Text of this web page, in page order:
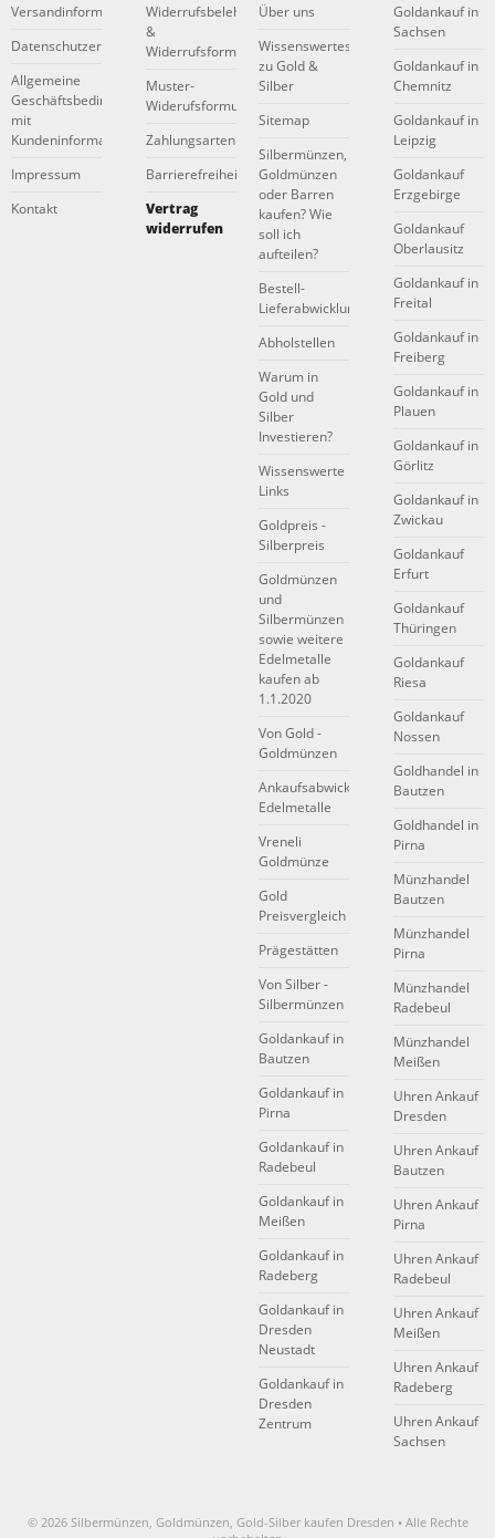
Versandinformationen
Datenschutzerklärung
Allgemeine
Geschäftsbedingungen
mit
Kundeninformationen
Impressum
Kontakt
Widerrufsbelehrung
&
Widerrufsformular
Muster-
Widerufsformular
Zahlungsarten
Barrierefreiheitserklärung
Vertrag
widerrufen
Über uns
Wissenswertes
zu Gold &
Silber
Sitemap
Silbermünzen,
Goldmünzen
oder Barren
kaufen? Wie
soll ich
aufteilen?
Bestell-
Lieferabwicklung
Abholstellen
Warum in
Gold und
Silber
Investieren?
Wissenswerte
Links
Goldpreis -
Silberpreis
Goldmünzen
und
Silbermünzen
sowie weitere
Edelmetalle
kaufen ab
1.1.2020
Von Gold -
Goldmünzen
Ankaufsabwicklung
Edelmetalle
Vreneli
Goldmünze
Gold
Preisvergleich
Prägestätten
Von Silber -
Silbermünzen
Goldankauf in
Bautzen
Goldankauf in
Pirna
Goldankauf in
Radebeul
Goldankauf in
Meißen
Goldankauf in
Radeberg
Goldankauf in
Dresden
Neustadt
Goldankauf in
Dresden
Zentrum
Goldankauf in
Sachsen
Goldankauf in
Chemnitz
Goldankauf in
Leipzig
Goldankauf
Erzgebirge
Goldankauf
Oberlausitz
Goldankauf in
Freital
Goldankauf in
Freiberg
Goldankauf in
Plauen
Goldankauf in
Görlitz
Goldankauf in
Zwickau
Goldankauf
Erfurt
Goldankauf
Thüringen
Goldankauf
Riesa
Goldankauf
Nossen
Goldhandel in
Bautzen
Goldhandel in
Pirna
Münzhandel
Bautzen
Münzhandel
Pirna
Münzhandel
Radebeul
Münzhandel
Meißen
Uhren Ankauf
Dresden
Uhren Ankauf
Bautzen
Uhren Ankauf
Pirna
Uhren Ankauf
Radebeul
Uhren Ankauf
Meißen
Uhren Ankauf
Radeberg
Uhren Ankauf
Sachsen
© 2026 Silbermünzen, Goldmünzen, Gold-Silber kaufen Dresden • Alle Rechte